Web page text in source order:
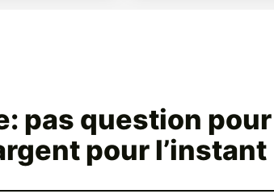
pas question pour
pour l’instant